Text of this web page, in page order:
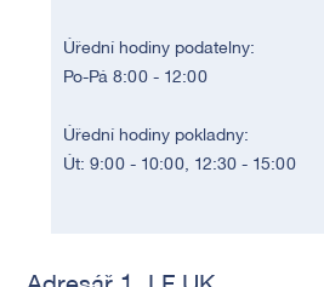
Úřední hodiny podatelny:
Po-Pá 8:00 - 12:00
Úřední hodiny pokladny:
Út: 9:00 - 10:00, 12:30 - 15:00